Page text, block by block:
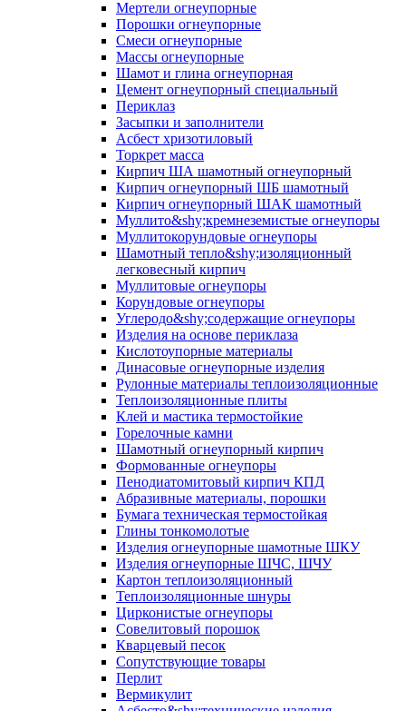
Мертели огнеупорные
Порошки огнеупорные
Смеси огнеупорные
Массы огнеупорные
Шамот и глина огнеупорная
Цемент огнеупорный специальный
Периклаз
Засыпки и заполнители
Асбест хризотиловый
Торкрет масса
Кирпич ША шамотный огнеупорный
Кирпич огнеупорный ШБ шамотный
Кирпич огнеупорный ШАК шамотный
Муллито&shy;­кремнеземистые огнеупоры
Муллито­корундовые огнеупоры
Шамотный тепло&shy;изоляционный
легковесный кирпич
Муллитовые огнеупоры
Корундовые огнеупоры
Углеродо&shy;содержащие огнеупоры
Изделия на основе периклаза
Кислотоупорные материалы
Динасовые огнеупорные изделия
Рулонные материалы теплоизоляционные
Тепло­изоляционные плиты
Клей и мастика термостойкие
Горелочные камни
Шамотный огнеупорный кирпич
Формованные огнеупоры
Пенодиатомитовый кирпич КПД
Абразивные материалы, порошки
Бумага техническая термостойкая
Глины тонкомолотые
Изделия огнеупорные шамотные ШКУ
Изделия огнеупорные ШЧС, ШЧУ
Картон теплоизоляционный
Теплоизоляционные шнуры
Цирконистые огнеупоры
Совелитовый порошок
Кварцевый песок
Сопутствующие товары
Перлит
Вермикулит